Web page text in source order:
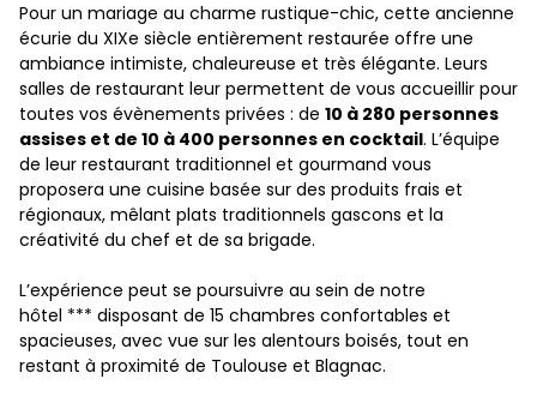
Pour un mariage au charme rustique-chic, cette ancienne
écurie du XIXe siècle entièrement restaurée offre une
ambiance intimiste, chaleureuse et très élégante. Leurs
salles de restaurant leur permettent de vous accueillir pour
toutes vos évènements privées : de 10 à 280 personnes
assises et de 10 à 400 personnes en cocktail. L’équipe
de leur restaurant traditionnel et gourmand vous
proposera une cuisine basée sur des produits frais et
régionaux, mêlant plats traditionnels gascons et la
créativité du chef et de sa brigade.
L’expérience peut se poursuivre au sein de notre
hôtel *** disposant de 15 chambres confortables et
spacieuses, avec vue sur les alentours boisés, tout en
restant à proximité de Toulouse et Blagnac.